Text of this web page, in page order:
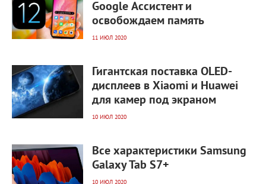
Google Ассистент и
освобождаем память
11 ИЮЛ 2020
Гигантская поставка OLED-
дисплеев в Xiaomi и Huawei
для камер под экраном
10 ИЮЛ 2020
Все характеристики Samsung
Galaxy Tab S7+